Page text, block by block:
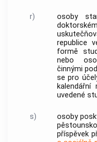
r)
osoby
republice
formě
nebo
činnými
se pro
uvedené
s)
osoby
příspěvek